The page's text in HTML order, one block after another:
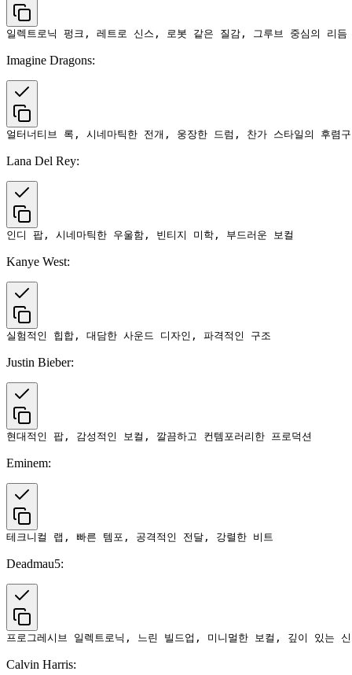
Imagine Dragons:
Lana Del Rey:
Kanye West:
Justin Bieber:
Eminem:
Deadmau5:
Calvin Harris: